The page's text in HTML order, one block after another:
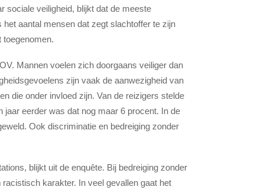
sociale veiligheid, blijkt dat de meeste
het aantal mensendat zegt slachtoffer te zijn
toegenomen.
Mannen voelen zich doorgaans veiliger dan
zijn vaak de aanwezigheid van
die onder invloed zijn. Van de reizigers stelde
eerder was dat nog maar 6 procent. In de
Ook discriminatie en bedreiging zonder
blijkt uit de enquête. Bij bedreiging zonder
karakter. In veel gevallen gaat het